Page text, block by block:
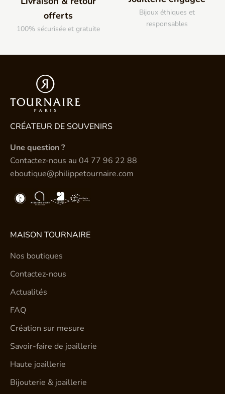
offerts
100% sécurisée et gratuite
Bijoux éthiques et
responsables
CRÉATEUR DE SOUVENIRS
Une question ?
Contactez-nous au 04 77 96 22 88
eboutique@philippetournaire.com
MAISON TOURNAIRE
Nos boutiques
Contactez-nous
Actualités
FAQ
Création sur mesure
Savoir-faire de joaillerie
Haute joaillerie
Bijouterie & joaillerie